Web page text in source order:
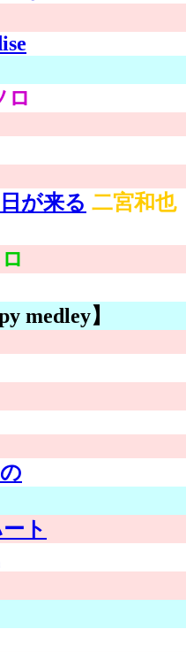
ロ
が来る 二宮和也
medley】
ト